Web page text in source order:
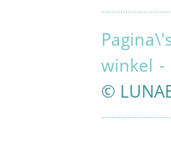
winkel -
©